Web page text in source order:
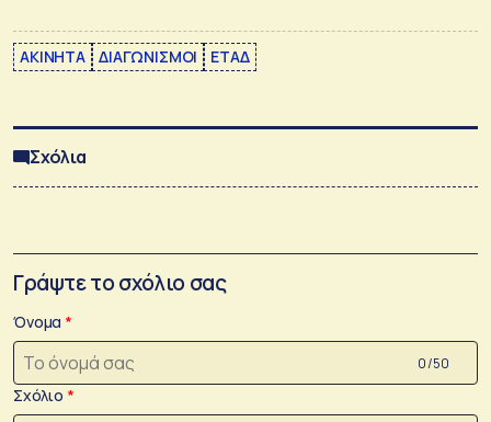
ΑΚΙΝΗΤΑ ΔΙΑΓΩΝΙΣΜΟΙ ΕΤΑΔ
Σχόλια
Γράψτε το σχόλιο σας
Όνομα
0 /50
Σχόλιο